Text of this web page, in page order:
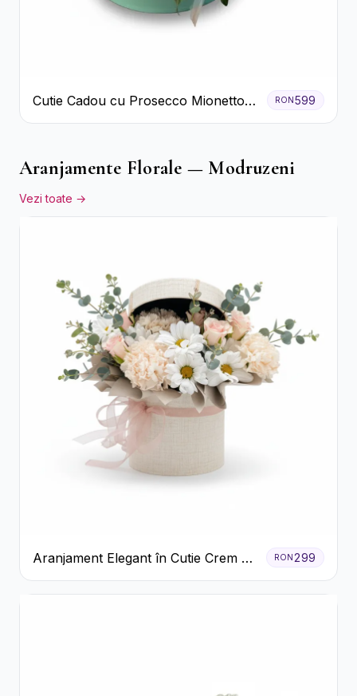
Cutie Cadou cu Prosecco Mionetto
Ferrero Rocher și Flori Pastelate
RON 599
Aranjamente Florale — Modruzeni
Vezi toate →
Aranjament Elegant în Cutie Crem cu
Crizanteme și Trandafiri
RON 299